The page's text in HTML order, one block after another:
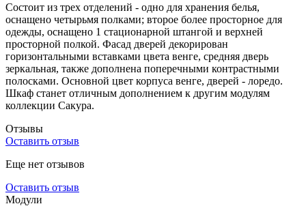
Состоит из трех отделений - одно для хранения белья,
оснащено четырьмя полками; второе более просторное для
одежды, оснащено 1 стационарной штангой и верхней
просторной полкой. Фасад дверей декорирован
горизонтальными вставками цвета венге, средняя дверь
зеркальная, также дополнена поперечными контрастными
полосками. Основной цвет корпуса венге, дверей - лоредо.
Шкаф станет отличным дополнением к другим модулям
коллекции Сакура.
Отзывы
Оставить отзыв
Еще нет отзывов
Оставить отзыв
Модули